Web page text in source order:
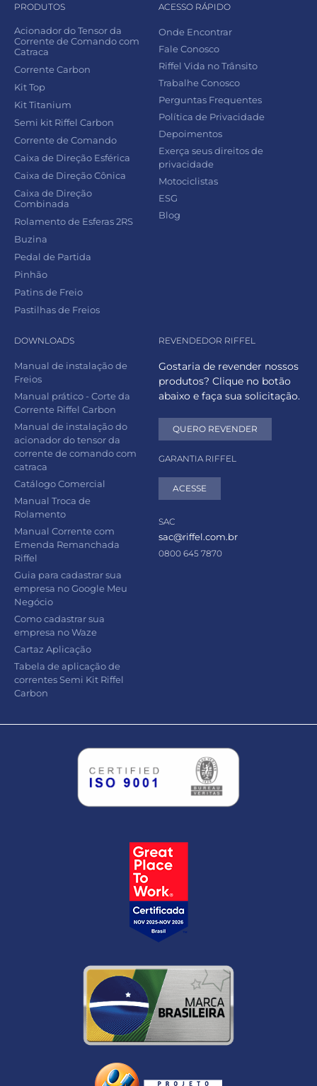
PRODUTOS
Acionador do Tensor da
Corrente de Comando com
Catraca
Corrente Carbon
Kit Top
Kit Titanium
Semi kit Riffel Carbon
Corrente de Comando
Caixa de Direção Esférica
Caixa de Direção Cônica
Caixa de Direção
Combinada
Rolamento de Esferas 2RS
Buzina
Pedal de Partida
Pinhão
Patins de Freio
Pastilhas de Freios
ACESSO RÁPIDO
Onde Encontrar
Fale Conosco
Riffel Vida no Trânsito
Trabalhe Conosco
Perguntas Frequentes
Política de Privacidade
Depoimentos
Exerça seus direitos de
privacidade
Motociclistas
ESG
Blog
DOWNLOADS
Manual de instalação de
Freios
Manual prático - Corte da
Corrente Riffel Carbon
Manual de instalação do
acionador do tensor da
corrente de comando com
catraca
Catálogo Comercial
Manual Troca de
Rolamento
Manual Corrente com
Emenda Remanchada
Riffel
Guia para cadastrar sua
empresa no Google Meu
Negócio
Como cadastrar sua
empresa no Waze
Cartaz Aplicação
Tabela de aplicação de
correntes Semi Kit Riffel
Carbon
REVENDEDOR RIFFEL
Gostaria de revender nossos
produtos? Clique no botão
abaixo e faça sua solicitação.
QUERO REVENDER
GARANTIA RIFFEL
ACESSE
SAC
sac@riffel.com.br
0800 645 7870